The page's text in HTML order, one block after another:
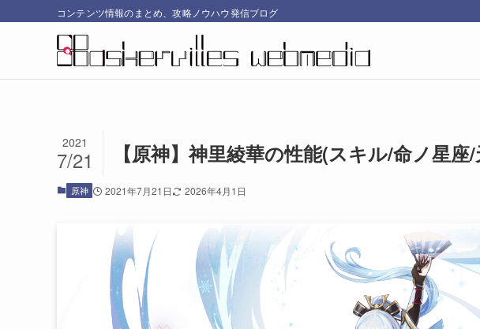
コンテンツ情報のまとめ、攻略ノウハウ発信ブログ
【原神】神里綾華の性能(スキル/命ノ星
2021
7/21
原神 2021年7月21日 2026年4月1日